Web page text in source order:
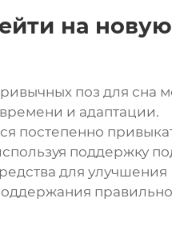
на
поз для сна
и адаптации.
постепенно
поддержку
для улучшения